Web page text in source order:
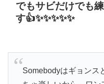
でもサビだけでも
す👍✨✨✨✨✨
Somebodyはギョンス
ちゃ楽しいから、ワ